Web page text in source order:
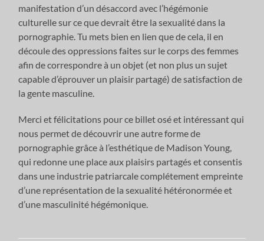
manifestation d’un désaccord avec l’hégémonie
culturelle sur ce que devrait être la sexualité dans la
pornographie. Tu mets bien en lien que de cela, il en
découle des oppressions faites sur le corps des femmes
afin de correspondre à un objet (et non plus un sujet
capable d’éprouver un plaisir partagé) de satisfaction de
la gente masculine.
Merci et félicitations pour ce billet osé et intéressant qui
nous permet de découvrir une autre forme de
pornographie grâce à l’esthétique de Madison Young,
qui redonne une place aux plaisirs partagés et consentis
dans une industrie patriarcale complétement empreinte
d’une représentation de la sexualité hétéronormée et
d’une masculinité hégémonique.